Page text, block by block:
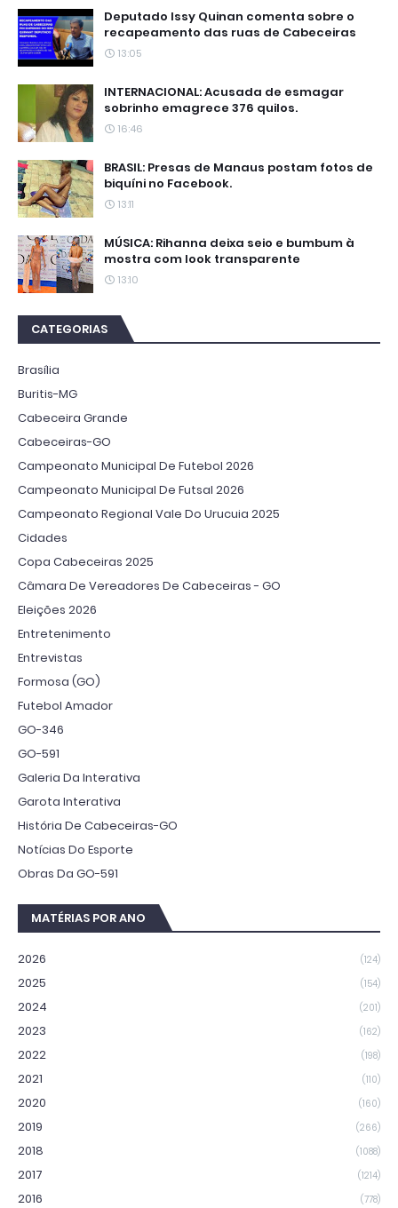
Deputado Issy Quinan comenta sobre o
recapeamento das ruas de Cabeceiras
13:05
INTERNACIONAL: Acusada de esmagar
sobrinho emagrece 376 quilos.
16:46
BRASIL: Presas de Manaus postam fotos de
biquíni no Facebook.
13:11
MÚSICA: Rihanna deixa seio e bumbum à
mostra com look transparente
13:10
CATEGORIAS
Brasília
Buritis-MG
Cabeceira Grande
Cabeceiras-GO
Campeonato Municipal De Futebol 2026
Campeonato Municipal De Futsal 2026
Campeonato Regional Vale Do Urucuia 2025
Cidades
Copa Cabeceiras 2025
Câmara De Vereadores De Cabeceiras - GO
Eleições 2026
Entretenimento
Entrevistas
Formosa (GO)
Futebol Amador
GO-346
GO-591
Galeria Da Interativa
Garota Interativa
História De Cabeceiras-GO
Notícias Do Esporte
Obras Da GO-591
MATÉRIAS POR ANO
2026 (124)
2025 (154)
2024 (201)
2023 (162)
2022 (198)
2021 (110)
2020 (160)
2019 (266)
2018 (1088)
2017 (1214)
2016 (778)